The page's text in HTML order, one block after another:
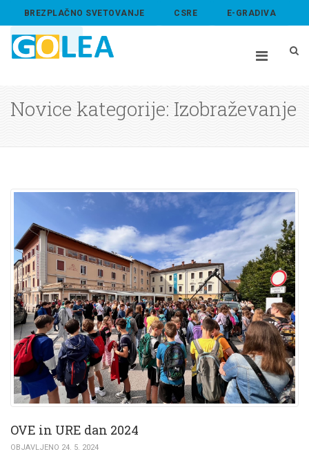
BREZPLAČNO SVETOVANJE CSRE E-GRADIVA
ABOUT US
Novice kategorije: Izobraževanje
OVE in URE dan 2024
OBJAVLJENO 24. 5. 2024